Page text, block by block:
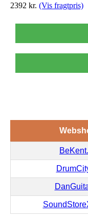
2392 kr. (Vis fragtpris)